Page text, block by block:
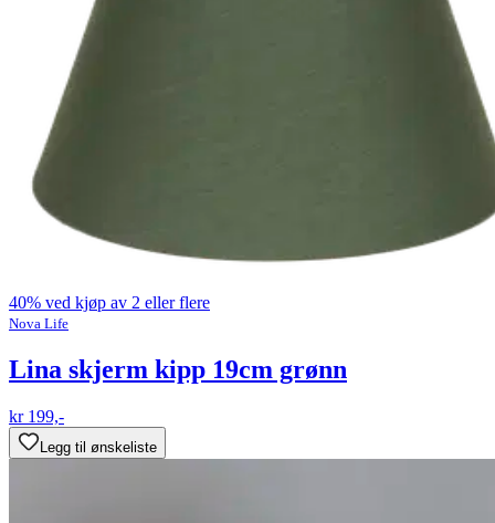
40% ved kjøp av 2 eller flere
Nova Life
Lina skjerm kipp 19cm grønn
kr 199,-
Legg til ønskeliste